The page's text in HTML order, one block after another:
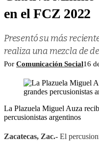
en el FCZ 2022
Presentó su más
realiza una mezcla de
Por Comunicación Social16
La Plazuela Miguel Auza
percusionistas argentinos
Zacatecas, Zac.- El